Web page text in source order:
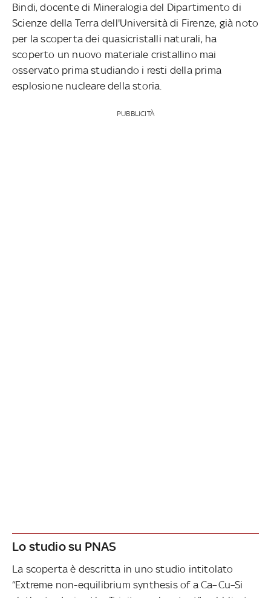
Bindi, docente di Mineralogia del Dipartimento di
Scienze della Terra dell'Università di Firenze, già noto
per la scoperta dei quasicristalli naturali, ha
scoperto un nuovo materiale cristallino mai
osservato prima studiando i resti della prima
esplosione nucleare della storia.
PUBBLICITÀ
Lo studio su PNAS
La scoperta è descritta in uno studio intitolato
“Extreme non-equilibrium synthesis of a Ca–Cu–Si